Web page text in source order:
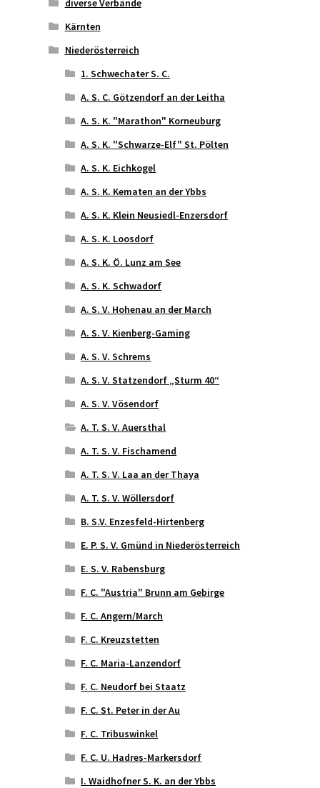
diverse Verbände
Kärnten
Niederösterreich
1. Schwechater S. C.
A. S. C. Götzendorf an der Leitha
A. S. K. "Marathon" Korneuburg
A. S. K. "Schwarze-Elf" St. Pölten
A. S. K. Eichkogel
A. S. K. Kematen an der Ybbs
A. S. K. Klein Neusiedl-Enzersdorf
A. S. K. Loosdorf
A. S. K. Ö. Lunz am See
A. S. K. Schwadorf
A. S. V. Hohenau an der March
A. S. V. Kienberg-Gaming
A. S. V. Schrems
A. S. V. Statzendorf „Sturm 40“
A. S. V. Vösendorf
A. T. S. V. Auersthal
A. T. S. V. Fischamend
A. T. S. V. Laa an der Thaya
A. T. S. V. Wöllersdorf
B. S.V. Enzesfeld-Hirtenberg
E. P. S. V. Gmünd in Niederösterreich
E. S. V. Rabensburg
F. C. "Austria" Brunn am Gebirge
F. C. Angern/March
F. C. Kreuzstetten
F. C. Maria-Lanzendorf
F. C. Neudorf bei Staatz
F. C. St. Peter in der Au
F. C. Tribuswinkel
F. C. U. Hadres-Markersdorf
I. Waidhofner S. K. an der Ybbs